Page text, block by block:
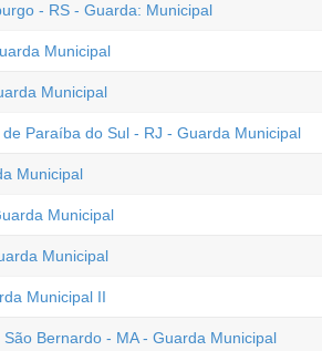
- RS - Guarda: Municipal
Municipal
Municipal
Paraíba do Sul - RJ - Guarda Municipal
Municipal
Municipal
Municipal
Municipal II
Bernardo - MA - Guarda Municipal